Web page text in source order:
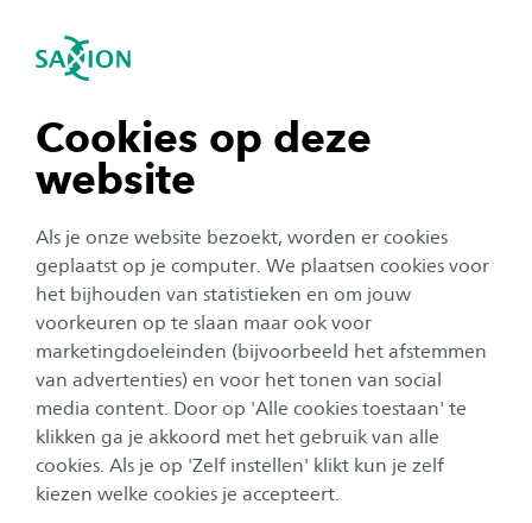
Cookies op deze
website
Als je onze website bezoekt, worden er cookies
geplaatst op je computer. We plaatsen cookies voor
het bijhouden van statistieken en om jouw
voorkeuren op te slaan maar ook voor
marketingdoeleinden (bijvoorbeeld het afstemmen
van advertenties) en voor het tonen van social
media content. Door op 'Alle cookies toestaan' te
klikken ga je akkoord met het gebruik van alle
cookies. Als je op 'Zelf instellen' klikt kun je zelf
kiezen welke cookies je accepteert.
Navigatie openen
tonen
tonen
tonen
tonen
sluiten
Sustainable & Functional Textiles
Subnavigatie tonen
Resultaten van ons onderzoek
Ons lectoraat draagt bij aan een duurzamere
toekomst van de textielindustrie door
innovatieve recyclingmethoden en duurzame
materialen te ontwikkelen, waardoor
textielafval en milieueffecten worden
verminderd. Onze vooruitgang in slimme
textielen verbetert het dagelijks leven, van
gezondheidszorg tot draagbare technologie,
en verhoogt comfort, veiligheid en
functionaliteit. Door gebruikersgericht ontwerp
en geavanceerde verwerkingstechnieken te
integreren, stimuleren wij meer circulariteit en